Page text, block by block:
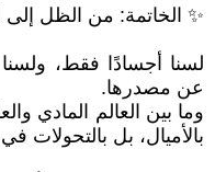
✨ الخاتمة: من الظل إلى
لسنا أجسادًا فقط،
عن مصدرها.
وما بين العالم المادي
بالأميال، بل بالتحولات